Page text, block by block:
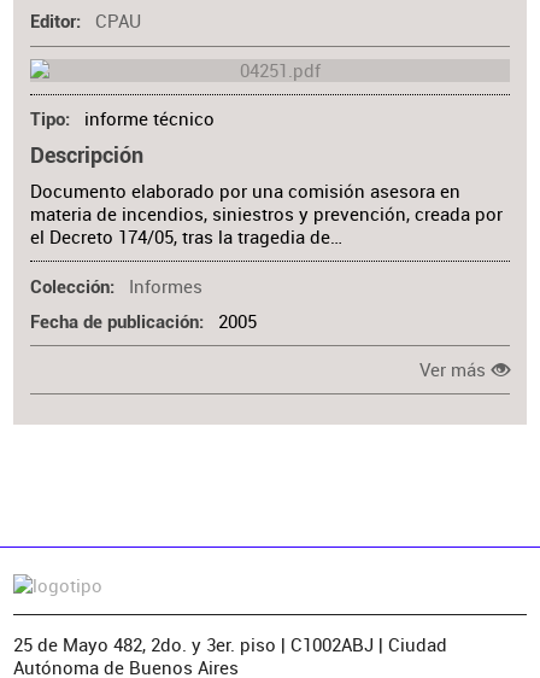
Editor CPAU
Tipo informe técnico
Descripción
Documento elaborado por una comisión asesora en
materia de incendios, siniestros y prevención, creada por
el Decreto 174/05, tras la tragedia de…
Colección Informes
Fecha de publicación 2005
Ver más
25 de Mayo 482, 2do. y 3er. piso | C1002ABJ | Ciudad
Autónoma de Buenos Aires